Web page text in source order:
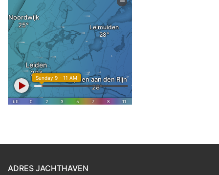
ADRES JACHTHAVEN